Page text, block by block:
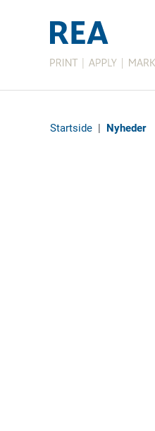
Startside | Nyheder